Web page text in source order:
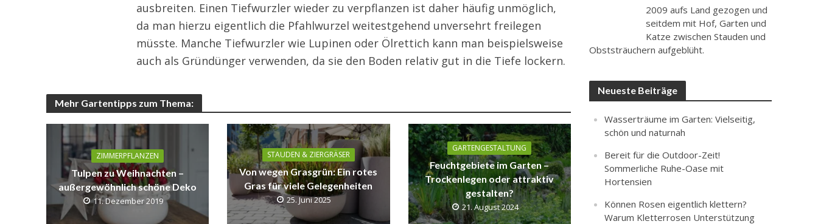
ausbreiten. Einen Tiefwurzler wieder zu verpflanzen ist daher häufig unmöglich,
da man hierzu eigentlich die Pfahlwurzel weitestgehend unversehrt freilegen
müsste. Manche Tiefwurzler wie Lupinen oder Ölrettich kann man beispielsweise
auch als Gründünger verwenden, da sie den Boden relativ gut in die Tiefe lockern.
Mehr Gartentipps zum Thema:
ZIMMERPFLANZEN
Tulpen zu Weihnachten –
außergewöhnlich schöne Deko
11. Dezember 2019
STAUDEN & ZIERGRÄSER
Von wegen Grasgrün: Ein rotes
Gras für viele Gelegenheiten
25. Juni 2025
GARTENGESTALTUNG
Feuchtgebiete im Garten –
Trockenlegen oder attraktiv
gestalten?
21. August 2024
2009 aufs Land gezogen und
seitdem mit Hof, Garten und
Katze zwischen Stauden und
Obststräuchern aufgeblüht.
Neueste Beiträge
Wasserträume im Garten: Vielseitig,
schön und naturnah
Bereit für die Outdoor-Zeit!
Sommerliche Ruhe-Oase mit
Hortensien
Können Rosen eigentlich klettern?
Warum Kletterrosen Unterstützung